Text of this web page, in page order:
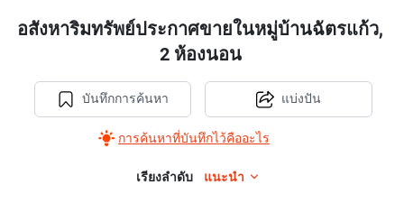
อสังหาริมทรัพย์ประกาศขายในหมู่บ้านฉัตรแก้ว,
2 ห้องนอน
บันทึกการค้นหา
การค้นหาที่บันทึกไว้คืออะไร
แบ่งปัน
เรียงลำดับ แนะนำ